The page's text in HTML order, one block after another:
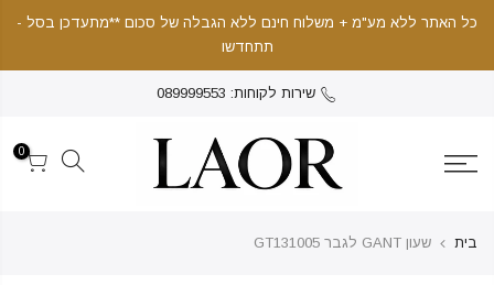
כל האתר ללא מע"מ + משלוח חינם ללא הגבלה של סכום **מתעדכן בסל -
תתחדשו
שירות לקוחות: 089999553
0
בית שעון GANT לגבר GT131005